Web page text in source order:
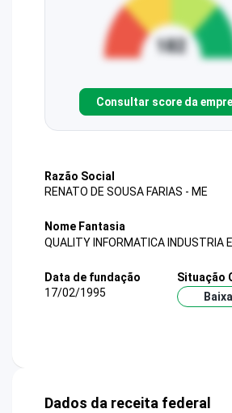
Consultar score da
Razão Social
RENATO DE SOUSA FARIAS - ME
Nome Fantasia
QUALITY INFORMATICA INDUSTRIA
Data de fundação
17/02/1995
Situação
Dados da receita federal